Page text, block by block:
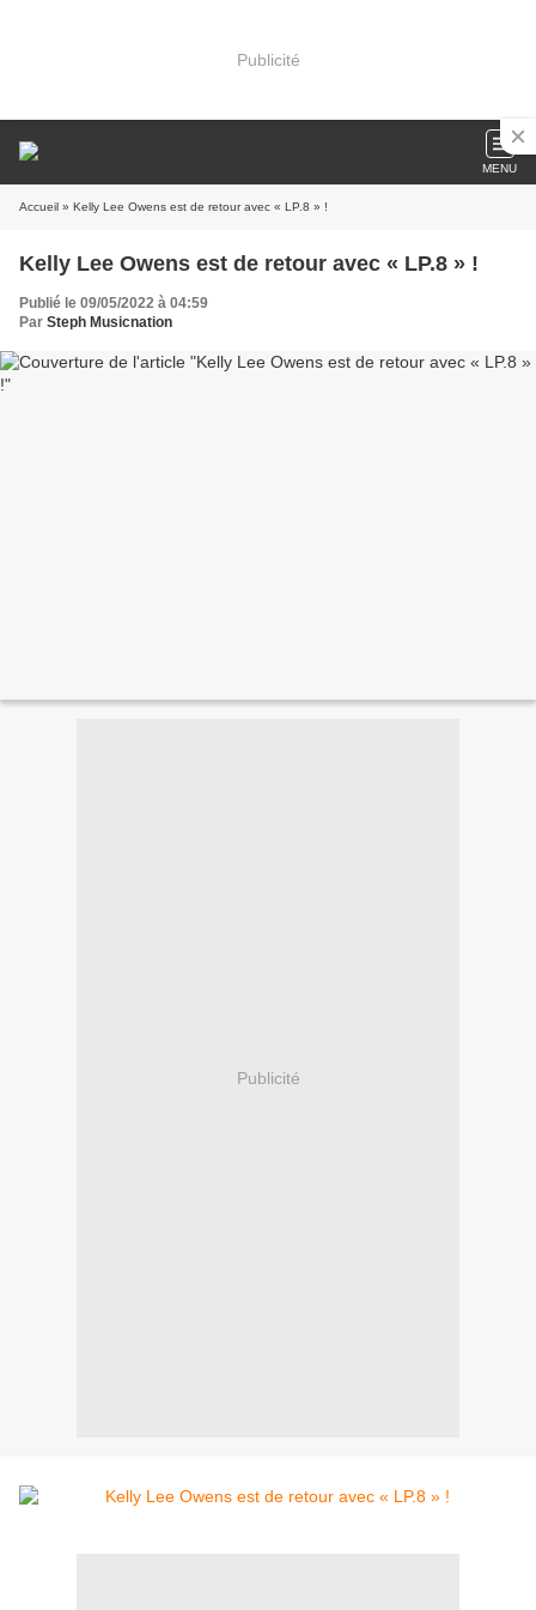
Publicité
MENU
Accueil » Kelly Lee Owens est de retour avec « LP.8 » !
Kelly Lee Owens est de retour avec « LP.8 » !
Publié le 09/05/2022 à 04:59
Par Steph Musicnation
Publicité